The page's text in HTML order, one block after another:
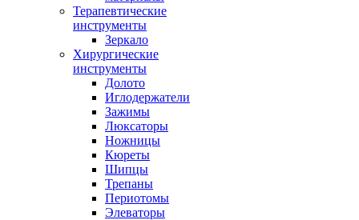
Терапевтические
инструменты
Зеркало
Хирургические
инструменты
Долото
Иглодержатели
Зажимы
Люксаторы
Ножницы
Кюреты
Шипцы
Трепаны
Периотомы
Элеваторы